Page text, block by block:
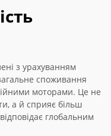
з урахуванням
споживання
моторами. Це не
а й сприяє більш
глобальним